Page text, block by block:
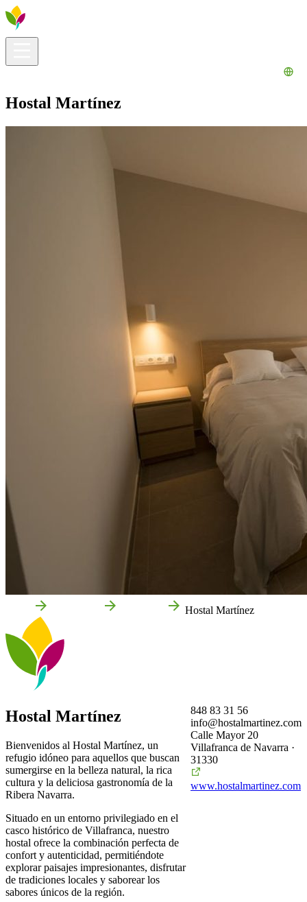
Hostal Martínez
Hostal Martínez
Hostal Martínez
Bienvenidos al Hostal Martínez, un
refugio idóneo para aquellos que buscan
sumergirse en la belleza natural, la rica
cultura y la deliciosa gastronomía de la
Ribera Navarra.
Situado en un entorno privilegiado en el
casco histórico de Villafranca, nuestro
hostal ofrece la combinación perfecta de
confort y autenticidad, permitiéndote
explorar paisajes impresionantes, disfrutar
de tradiciones locales y saborear los
sabores únicos de la región.
848 83 31 56
info@hostalmartinez.com
Calle Mayor 20
Villafranca de Navarra ·
31330
www.hostalmartinez.com